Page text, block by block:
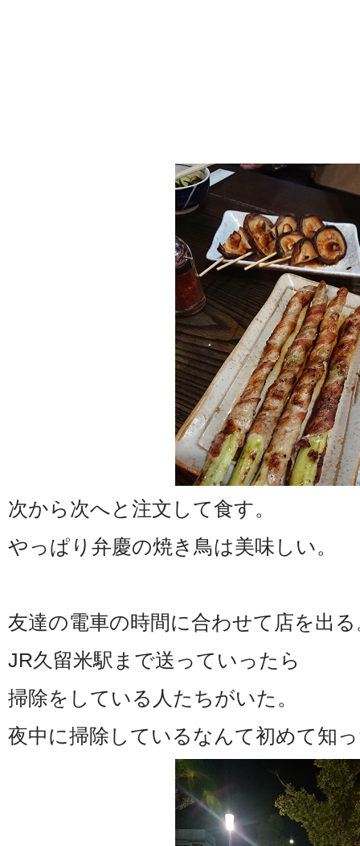
次から次へと注文して食す。
やっぱり弁慶の焼き鳥は美味しい。
友達の電車の時間に合わせて店を出る
JR久留米駅まで送っていったら
掃除をしている人たちがいた。
夜中に掃除しているなんて初めて知